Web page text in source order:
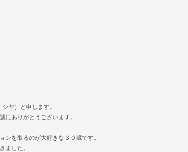
ヤ）と申します。
にありがとうございます。
を取るのが大好きな３０歳です。
ました。